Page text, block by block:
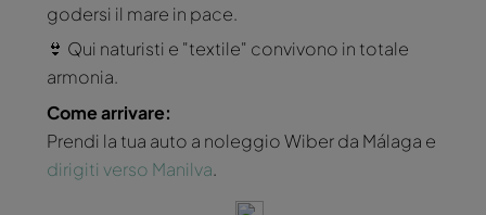
godersi il mare in pace.
👙 Qui naturisti e "textile" convivono in totale
armonia.
Come arrivare:
Prendi la tua auto a noleggio Wiber da Málaga e
dirigiti verso Manilva.